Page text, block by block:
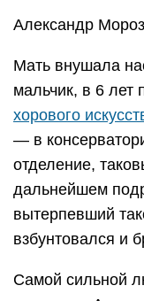
Александр
Мать внушала
мальчик, в 6 лет
хорового
— в
отделение,
дальнейшем
вытерпевший
взбунтовался и
Самой сильной